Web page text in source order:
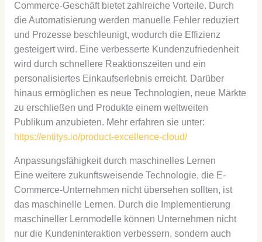
Commerce-Geschäft bietet zahlreiche Vorteile. Durch
die Automatisierung werden manuelle Fehler reduziert
und Prozesse beschleunigt, wodurch die Effizienz
gesteigert wird. Eine verbesserte Kundenzufriedenheit
wird durch schnellere Reaktionszeiten und ein
personalisiertes Einkaufserlebnis erreicht. Darüber
hinaus ermöglichen es neue Technologien, neue Märkte
zu erschließen und Produkte einem weltweiten
Publikum anzubieten. Mehr erfahren sie unter:
https://entitys.io/product-excellence-cloud/
Anpassungsfähigkeit durch maschinelles Lernen
Eine weitere zukunftsweisende Technologie, die E-
Commerce-Unternehmen nicht übersehen sollten, ist
das maschinelle Lernen. Durch die Implementierung
maschineller Lernmodelle können Unternehmen nicht
nur die Kundeninteraktion verbessern, sondern auch